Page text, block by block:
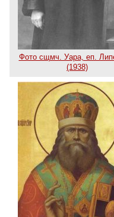
Фото сщмч. Уара, еп.
(1938)